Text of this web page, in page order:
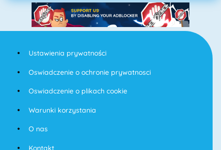
Ustawienia prywatności
Oswiadczenie o ochronie prywatnosci
Oswiadczenie o plikach cookie
Warunki korzystania
O nas
Kontakt